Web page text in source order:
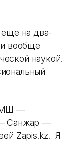
на два-
вообще
наукой.
—
Санжар —
Zapis.kz. Я